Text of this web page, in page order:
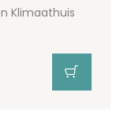
Klimaathuis